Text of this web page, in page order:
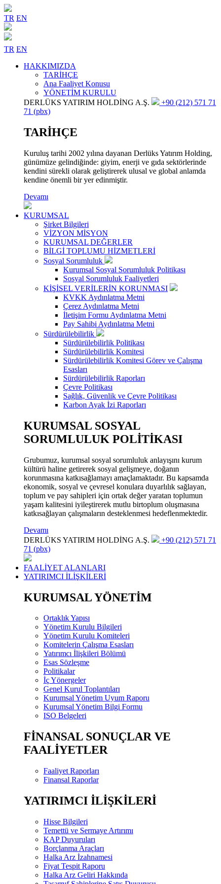
TR EN
TR EN
HAKKIMIZDA
TARİHÇE
Ana Faaliyet Konusu
YÖNETİM KURULU
DERLÜKS YATIRIM HOLDİNG A.Ş.
+90 (212) 571 71
71 (pbx)
TARİHÇE
Kuruluş tarihi 2002 yılına dayanan Derlüks Yatırım Holding,
günümüze gelindiğinde: giyim, enerji ve gıda sektörlerinde
kendini sürekli olarak geliştirerek ulusal ve global anlamda
kendine önemli bir yer edinmiştir.
Devamı
KURUMSAL
Şirket Bilgileri
VİZYON MİSYON
KURUMSAL DEĞERLER
BİLGİ TOPLUMU HİZMETLERİ
Sosyal Sorumluluk
Kurumsal Sosyal Sorumluluk Politikası
Sosyal Sorumluluk Faaliyetleri
KİŞİSEL VERİLERİN KORUNMASI
KVKK Aydınlatma Metni
Çerez Aydınlatma Metni
İletişim Formu Aydınlatma Metni
Pay Sahibi Aydınlatma Metni
Sürdürülebilirlik
Sürdürülebilirlik Politikası
Sürdürülebilirlik Komitesi
Sürdürülebilirlik Komitesi Görev ve Çalışma
Esasları
Sürdürülebilirlik Raporları
Çevre Politikası
Sağlık, Güvenlik ve Çevre Politikası
Karbon Ayak İzi Raporları
KURUMSAL SOSYAL
SORUMLULUK POLİTİKASI
Grubumuz, kurumsal sosyal sorumluluk anlayışını kurum
kültürü haline getirerek sosyal gelişmeye, doğanın
korunmasına katkısağlamayı amaçlamaktadır. Bu kapsamda
ekonomik, sosyal ve çevresel konulara duyarlılık sağlayan,
toplum ve pay sahipleri için ortak değer yaratan toplumun
yaşam kalitesini iyileştirerek mutlu birtoplum oluşmasına
katkısağlayan çalışmaların desteklenmesi hedeflenmektedir.
Devamı
DERLÜKS YATIRIM HOLDİNG A.Ş.
+90 (212) 571 71
71 (pbx)
FAALİYET ALANLARI
YATIRIMCI İLİŞKİLERİ
KURUMSAL YÖNETİM
Ortaklık Yapısı
Yönetim Kurulu Bilgileri
Yönetim Kurulu Komiteleri
Komitelerin Çalışma Esasları
Yatırımcı İlişkileri Bölümü
Esas Sözleşme
Politikalar
İç Yönergeler
Genel Kurul Toplantıları
Kurumsal Yönetim Uyum Raporu
Kurumsal Yönetim Bilgi Formu
ISO Belgeleri
FİNANSAL SONUÇLAR VE
FAALİYETLER
Faaliyet Raporları
Finansal Raporlar
YATIRIMCI İLİŞKİLERİ
Hisse Bilgileri
Temettü ve Sermaye Artırımı
KAP Duyuruları
Borçlanma Araçları
Halka Arz İzahnamesi
Fiyat Tespit Raporu
Halka Arz Geliri Hakkında